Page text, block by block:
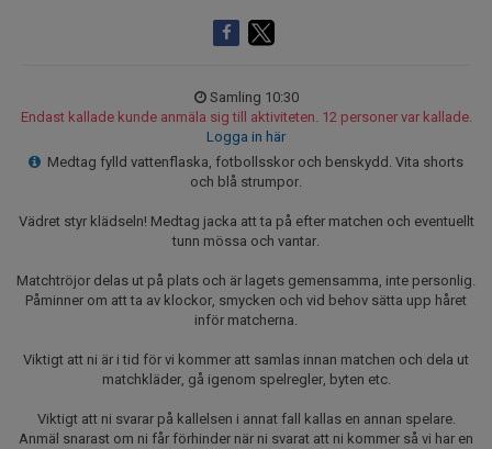
Samling 10:30
Endast kallade kunde anmäla sig till aktiviteten. 12 personer var kallade.
Logga in här
Medtag fylld vattenflaska, fotbollsskor och benskydd. Vita shorts
och blå strumpor.
Vädret styr klädseln! Medtag jacka att ta på efter matchen och eventuellt
tunn mössa och vantar.
Matchtröjor delas ut på plats och är lagets gemensamma, inte personlig.
Påminner om att ta av klockor, smycken och vid behov sätta upp håret
inför matcherna.
Viktigt att ni är i tid för vi kommer att samlas innan matchen och dela ut
matchkläder, gå igenom spelregler, byten etc.
Viktigt att ni svarar på kallelsen i annat fall kallas en annan spelare.
Anmäl snarast om ni får förhinder när ni svarat att ni kommer så vi har en